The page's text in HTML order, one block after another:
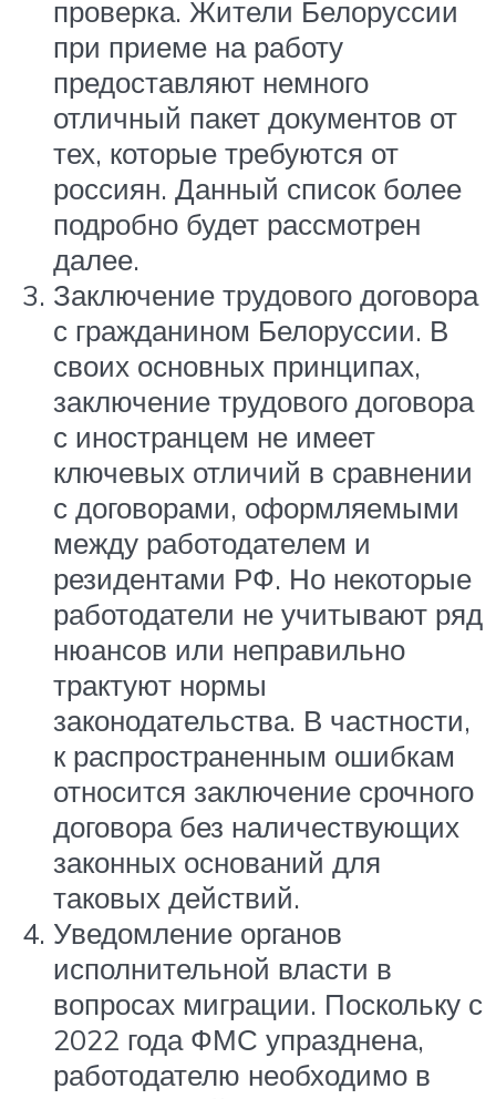
проверка. Жители Белоруссии
при приеме на работу
предоставляют немного
отличный пакет документов от
тех, которые требуются от
россиян. Данный список более
подробно будет рассмотрен
далее.
Заключение трудового договора
с гражданином Белоруссии. В
своих основных принципах,
заключение трудового договора
с иностранцем не имеет
ключевых отличий в сравнении
с договорами, оформляемыми
между работодателем и
резидентами РФ. Но некоторые
работодатели не учитывают ряд
нюансов или неправильно
трактуют нормы
законодательства. В частности,
к распространенным ошибкам
относится заключение срочного
договора без наличествующих
законных оснований для
таковых действий.
Уведомление органов
исполнительной власти в
вопросах миграции. Поскольку с
2022 года ФМС упразднена,
работодателю необходимо в